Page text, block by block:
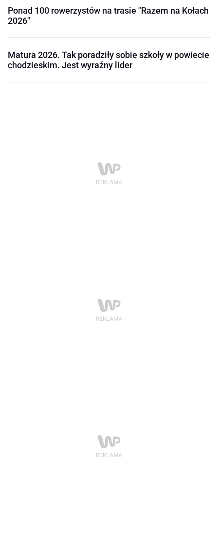
Ponad 100 rowerzystów na trasie "Razem na Kołach
2026"
Matura 2026. Tak poradziły sobie szkoły w powiecie
chodzieskim. Jest wyraźny lider